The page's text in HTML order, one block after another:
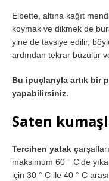
Elbette, altına kağıt
koymak ve dikmek de
yine de tavsiye edilir,
ardından tekrar büzülür
Bu ipuçlarıyla artık bir
yapabilirsiniz.
Saten
Tercihen yatak ç
maksimum 60 ° C’de
için 30 ° C ile 40 ° C